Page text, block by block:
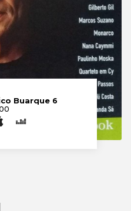
Buarque 6